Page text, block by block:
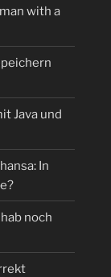
with a
Java und
In
noch